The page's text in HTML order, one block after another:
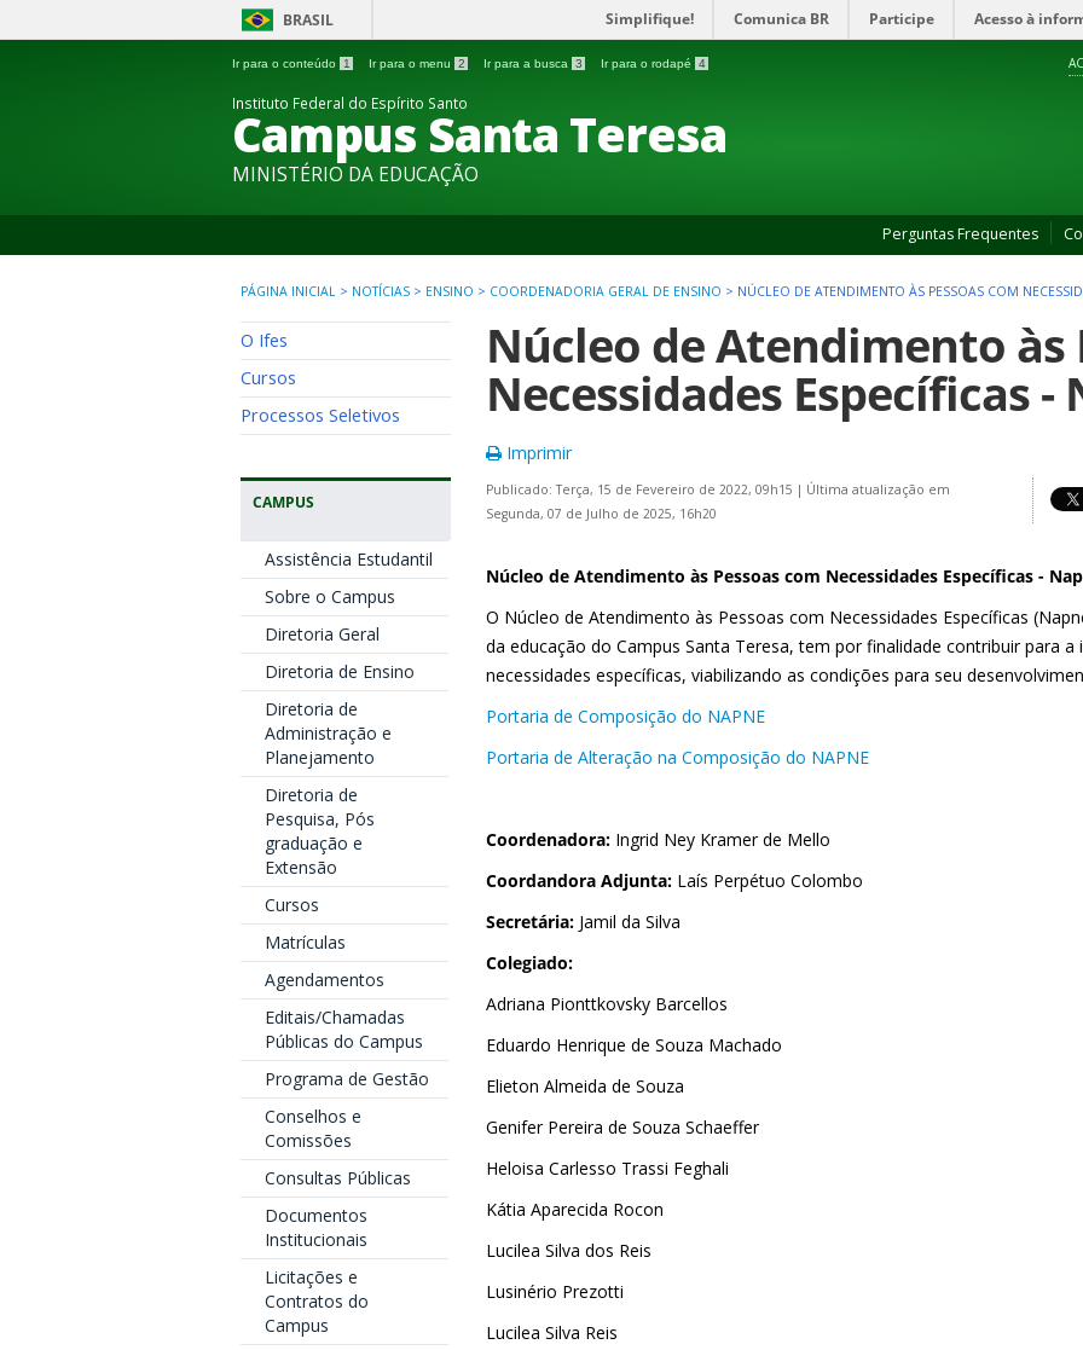
BRASIL Simplifique! Comunica BR Participe Acesso à
Ir para o conteúdo 1 Ir para o menu 2 Ir para a busca 3 Ir para o rodapé 4
Instituto Federal do Espírito Santo
Campus Santa Teresa
MINISTÉRIO DA EDUCAÇÃO
Perguntas Frequentes
PÁGINA INICIAL > NOTÍCIAS > ENSINO > COORDENADORIA GERAL DE ENSINO > NÚCLEO DE ATENDIMENTO ÀS PESSOAS COM
O Ifes
Cursos
Processos Seletivos
CAMPUS
Assistência Estudantil
Sobre o Campus
Diretoria Geral
Diretoria de Ensino
Diretoria de
Administração e
Planejamento
Diretoria de
Pesquisa, Pós
graduação e
Extensão
Cursos
Matrículas
Agendamentos
Editais/Chamadas
Públicas do Campus
Programa de Gestão
Conselhos e
Comissões
Consultas Públicas
Documentos
Institucionais
Licitações e
Contratos do
Campus
Núcleo de Atendimento às
Necessidades Específicas -
Imprimir
Publicado: Terça, 15 de Fevereiro de 2022, 09h15 | Última atualização em
Segunda, 07 de Julho de 2025, 16h20
Núcleo de Atendimento às Pessoas com Necessidades Específicas -
O Núcleo de Atendimento às Pessoas com Necessidades Específicas
da educação do Campus Santa Teresa, tem por finalidade contribuir para
necessidades específicas, viabilizando as condições para seu
Portaria de Composição do NAPNE
Portaria de Alteração na Composição do NAPNE
Coordenadora: Ingrid Ney Kramer de Mello
Coordandora Adjunta: Laís Perpétuo Colombo
Secretária: Jamil da Silva
Colegiado:
Adriana Pionttkovsky Barcellos
Eduardo Henrique de Souza Machado
Elieton Almeida de Souza
Genifer Pereira de Souza Schaeffer
Heloisa Carlesso Trassi Feghali
Kátia Aparecida Rocon
Lucilea Silva dos Reis
Lusinério Prezotti
Lucilea Silva Reis